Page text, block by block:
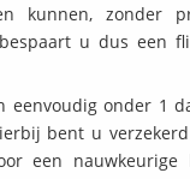
kunnen, zonder
u dus een
onder 1
bent u
een nauwkeurige